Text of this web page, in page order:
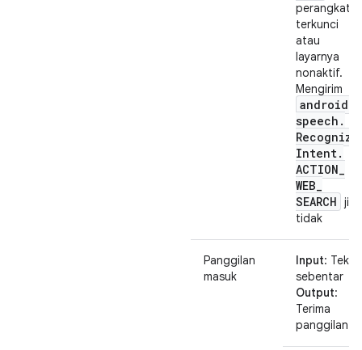
perangkat
terkunci
atau
layarnya
nonaktif.
Mengirim
android
speech .
Intent.
ACTION_
WEB_
SEARCH jika
tidak
Panggilan
masuk
Input: Tekan
sebentar
Output:
Terima
panggilan